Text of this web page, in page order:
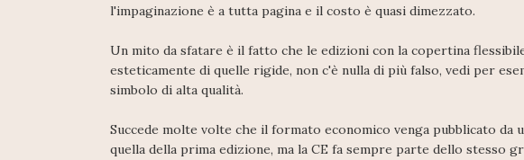
l'impaginazione è a tutta pagina e il costo è quasi dimezzato.
Un mito da sfatare è il fatto che le edizioni con la copertina
esteticamente di quelle rigide, non c'è nulla di più falso, vedi per
simbolo di alta qualità.
Succede molte volte che il formato economico venga pubblicato
quella della prima edizione, ma la CE fa sempre parte dello stesso